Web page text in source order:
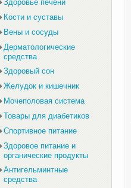
Здоровье печени
Кости и суставы
Вены и сосуды
Дерматологические
средства
Здоровый сон
Желудок и кишечник
Мочеполовая система
Товары для диабетиков
Спортивное питание
Здоровое питание и
органические продукты
Антигельминтные
средства